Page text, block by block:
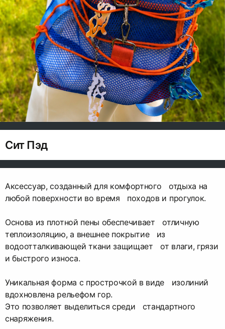
Сит Пэд
Аксессуар, созданный для комфортного отдыха на
любой поверхности во время походов и прогулок.
Основа из плотной пены обеспечивает отличную
теплоизоляцию, а внешнее покрытие из
водоотталкивающей ткани защищает от влаги, грязи
и быстрого износа.
Уникальная форма с прострочкой в виде изолиний
вдохновлена рельефом гор.
Это позволяет выделиться среди стандартного
снаряжения.